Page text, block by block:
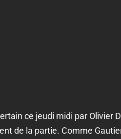
ce jeudi midi par Olivier
de la partie. Comme